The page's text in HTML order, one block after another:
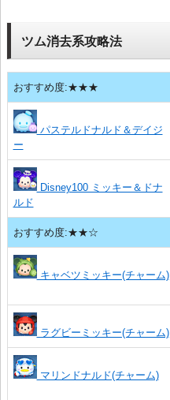
ツム消去系攻略法
おすすめ度:★★★
パステルドナルド＆デイジ
ー
Disney100 ミッキー＆ドナ
ルド
おすすめ度:★★☆
キャベツミッキー(チャーム)
ラグビーミッキー(チャーム)
マリンドナルド(チャーム)